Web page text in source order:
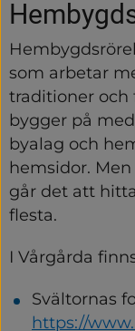
som arbetar
traditioner och
bygger på
byalag och
hemsidor.
går det att
flesta.
I Vårgårda
https://